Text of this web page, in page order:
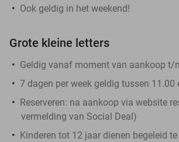
Ook geldig in het weekend!
Grote kleine letters
Geldig vanaf moment van aankoop t/
7 dagen per week geldig tussen 11.00
Reserveren: na aankoop via website
vermelding van Social Deal)
Kinderen tot 12 jaar dienen begeleid